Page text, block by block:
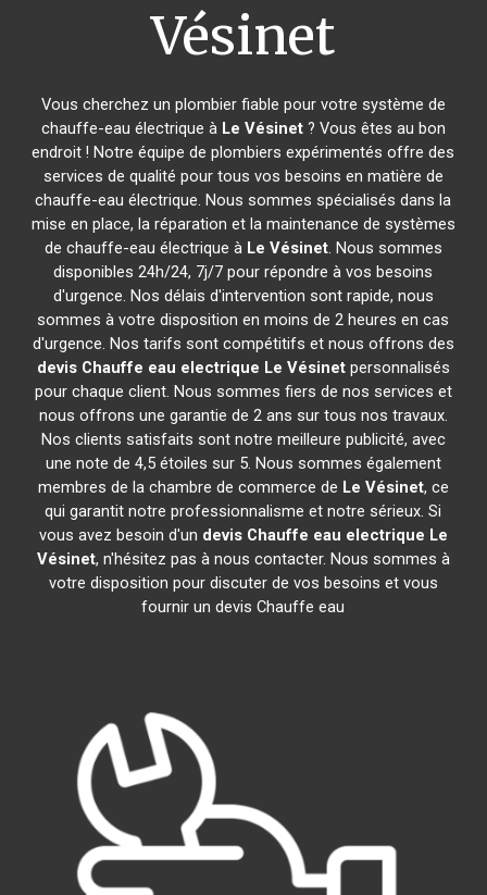
Vésinet
Vous cherchez un plombier fiable pour votre système de
chauffe-eau électrique à Le Vésinet? Vous êtes au bon
endroit ! Notre équipe de plombiers expérimentés offre des
services de qualité pour tous vos besoins en matière de
chauffe-eau électrique. Nous sommes spécialisés dans la
mise en place, la réparation et la maintenance de systèmes
de chauffe-eau électrique à Le Vésinet. Nous sommes
disponibles 24h/24, 7j/7 pour répondre à vos besoins
d'urgence. Nos délais d'intervention sont rapide, nous
sommes à votre disposition en moins de 2 heures en cas
d'urgence. Nos tarifs sont compétitifs et nous offrons des
devis Chauffe eau electrique Le Vésinetpersonnalisés
pour chaque client. Nous sommes fiers de nos services et
nous offrons une garantie de 2 ans sur tous nos travaux.
Nos clients satisfaits sont notre meilleure publicité, avec
une note de 4,5 étoiles sur 5. Nous sommes également
membres de la chambre de commerce de Le Vésinet, ce
qui garantit notre professionnalisme et notre sérieux. Si
vous avez besoin d'un devis Chauffe eau electrique Le
Vésinet, n'hésitez pas à nous contacter. Nous sommes à
votre disposition pour discuter de vos besoins et vous
fournir un devis Chauffe eau